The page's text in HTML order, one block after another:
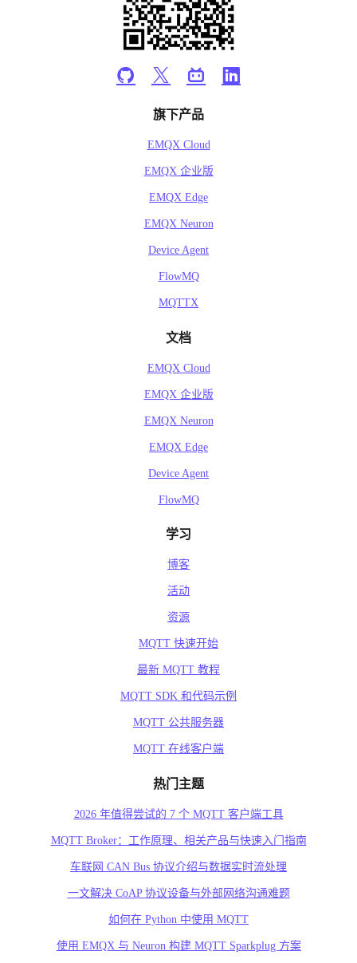
旗下产品
EMQX Cloud
EMQX 企业版
EMQX Edge
EMQX Neuron
Device Agent
FlowMQ
MQTTX
文档
EMQX Cloud
EMQX 企业版
EMQX Neuron
EMQX Edge
Device Agent
FlowMQ
学习
博客
活动
资源
MQTT 快速开始
最新 MQTT 教程
MQTT SDK 和代码示例
MQTT 公共服务器
MQTT 在线客户端
热门主题
2026 年值得尝试的 7 个 MQTT 客户端工具
MQTT Broker：工作原理、相关产品与快速入门指南
车联网 CAN Bus 协议介绍与数据实时流处理
一文解决 CoAP 协议设备与外部网络沟通难题
如何在 Python 中使用 MQTT
使用 EMQX 与 Neuron 构建 MQTT Sparkplug 方案